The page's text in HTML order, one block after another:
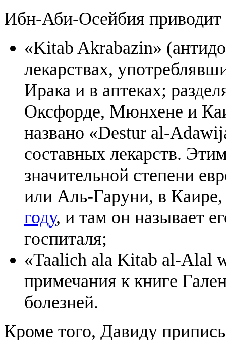
Ибн-Аби-Осейбия приводит
«Kitab Akrabazin»
лекарствах,
Ирака и в аптеках;
Оксфорде, Мюнхене и
названо «Destur al-
составных лекарств.
значительной степени
или Аль-Гаруни, в
году, и там он называет
госпиталя;
«Taalich ala Kitab al-Alal
примечания к книге
болезней.
Кроме того, Давиду